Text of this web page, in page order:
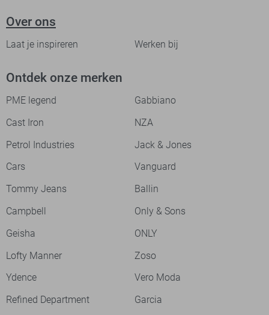
Over ons
Laat je inspireren Werken bij
Ontdek onze merken
PME legend
Gabbiano
Cast Iron
NZA
Petrol Industries
Jack & Jones
Cars
Vanguard
Tommy Jeans
Ballin
Campbell
Only & Sons
Geisha
ONLY
Lofty Manner
Zoso
Ydence
Vero Moda
Refined Department
Garcia